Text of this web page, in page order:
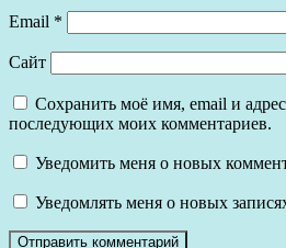
Email *
Сайт
Сохранить моё имя, email и
последующих моих комментариев.
Уведомить меня о новых
Уведомлять меня о новых